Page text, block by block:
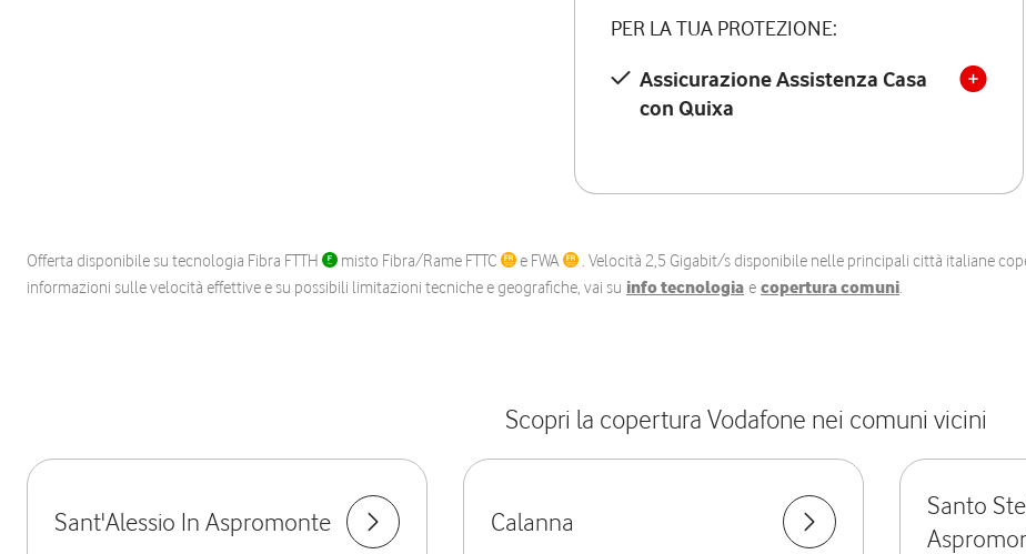
PER LA TUA PROTEZIONE:
Assicurazione Assistenza Casa
con Quixa
Offerta disponibile su tecnologia Fibra FTTH misto Fibra/Rame FTTC e FWA . Velocità 2,5 Gigabit/s disponibile nelle principali città italiane
informazioni sulle velocità effettive e su possibili limitazioni tecniche e geografiche, vai su info tecnologia e copertura comuni.
Scopri la copertura Vodafone nei comuni vicini
Sant'Alessio In Aspromonte Calanna
Santo